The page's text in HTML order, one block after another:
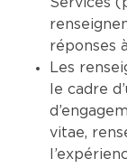
réponses
Les
le cadre
vitae,